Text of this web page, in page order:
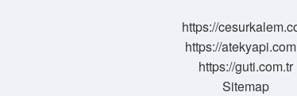
https://
https://
https://guti.com.tr
Sitemap